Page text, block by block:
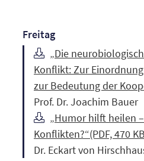
Freitag
„Die
Konflikt: Zur
zur Bedeutung der
Prof. Dr. Joachim Bauer
„Humor hilft heilen
Konflikten?“(PDF, 470
Dr. Eckart von